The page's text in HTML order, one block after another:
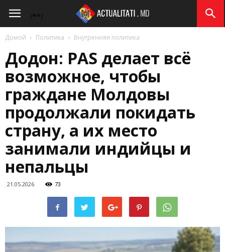
/**/
Actualitati.md
Домой Политика Внутренняя политика
Додон: PAS делает всё
возможное, чтобы
граждане Молдовы
продолжали покидать
страну, а их место
занимали индийцы и
непальцы
21.05.2026 73